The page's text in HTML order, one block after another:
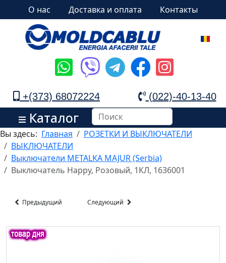
О нас Доставка и оплата Контакты
+(373) 68072224 (022)-40-13-40
Каталог
Вы здесь: Главная
РОЗЕТКИ И ВЫКЛЮЧАТЕЛИ
ВЫКЛЮЧАТЕЛИ
Выключатели METALKA MAJUR (Serbia)
Выключатель Happy, Розовый, 1КЛ, 1636001
Предыдущий Следующий